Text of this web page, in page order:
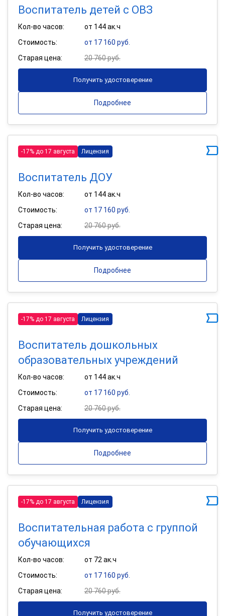
Воспитатель детей с ОВЗ
Кол-во часов:
от 144 ак.ч
Стоимость:
от 17 160 руб.
Старая цена:
20 760 руб.
Получить удостоверение
Подробнее
-17% до 17 августа Лицензия
Воспитатель ДОУ
Кол-во часов:
от 144 ак.ч
Стоимость:
от 17 160 руб.
Старая цена:
20 760 руб.
Получить удостоверение
Подробнее
-17% до 17 августа Лицензия
Воспитатель дошкольных
образовательных учреждений
Кол-во часов:
от 144 ак.ч
Стоимость:
от 17 160 руб.
Старая цена:
20 760 руб.
Получить удостоверение
Подробнее
-17% до 17 августа Лицензия
Воспитательная работа с группой
обучающихся
Кол-во часов:
от 72 ак.ч
Стоимость:
от 17 160 руб.
Старая цена:
20 760 руб.
Получить удостоверение